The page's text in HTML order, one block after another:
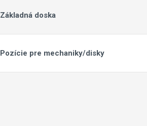
Základná doska
Pozície pre mechaniky/disky